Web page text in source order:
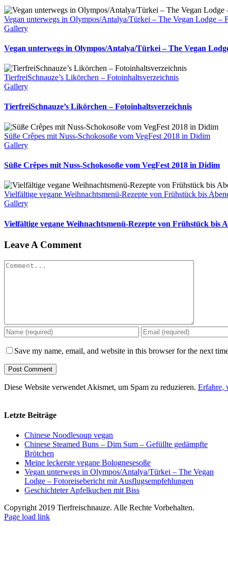
Vegan unterwegs in Olympos/Antalya/Türkei – The Vegan Lodge –
Gallery
Vegan unterwegs in Olympos/Antalya/Türkei – The Vegan
TierfreiSchnauze’s Likörchen – Fotoinhaltsverzeichnis
Gallery
TierfreiSchnauze’s Likörchen – Fotoinhaltsverzeichnis
Süße Crêpes mit Nuss-Schokosoße vom VegFest 2018 in Didim
Gallery
Süße Crêpes mit Nuss-Schokosoße vom VegFest 2018 in Didim
Vielfältige vegane Weihnachtsmenü-Rezepte von Frühstück bis
Gallery
Vielfältige vegane Weihnachtsmenü-Rezepte von Frühstück
Leave A Comment
Comment
Save my name, email, and website in this browser for the next
Diese Website verwendet Akismet, um Spam zu reduzieren. Erfahre,
Letzte Beiträge
Chinese Noodlesoup vegan
Chinese Steamed Buns – Dim Sum – Gefüllte gedämpfte
Brötchen
Meine leckerste vegane Bolognesesoße
Vegan unterwegs in Olympos/Antalya/Türkei – The Vegan
Lodge – Fotoreisebericht mit Ausflugsempfehlungen
Geschichteter Apfelkuchen mit Biss
Copyright 2019 Tierfreischnauze. Alle Rechte Vorbehalten.
Facebook
YouTube
X
Pinterest
Instagram
Page load link